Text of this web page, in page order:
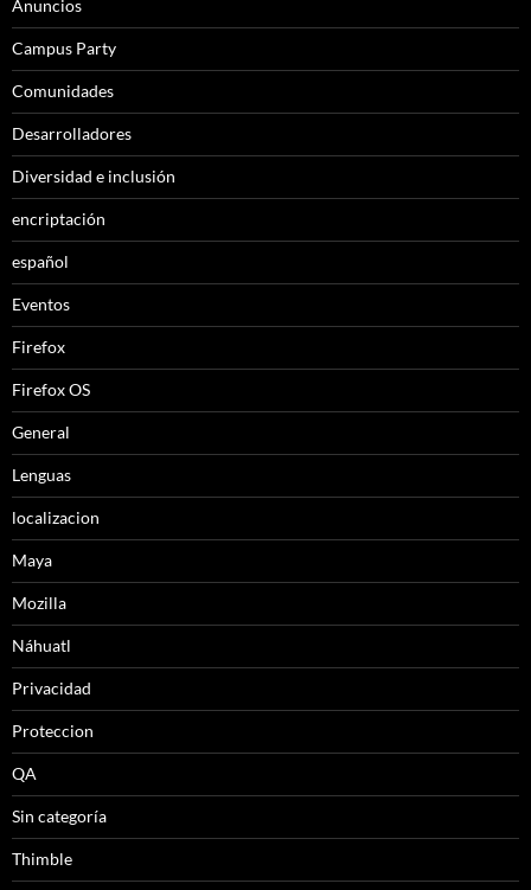
Anuncios
Campus Party
Comunidades
Desarrolladores
Diversidad e inclusión
encriptación
español
Eventos
Firefox
Firefox OS
General
Lenguas
localizacion
Maya
Mozilla
Náhuatl
Privacidad
Proteccion
QA
Sin categoría
Thimble